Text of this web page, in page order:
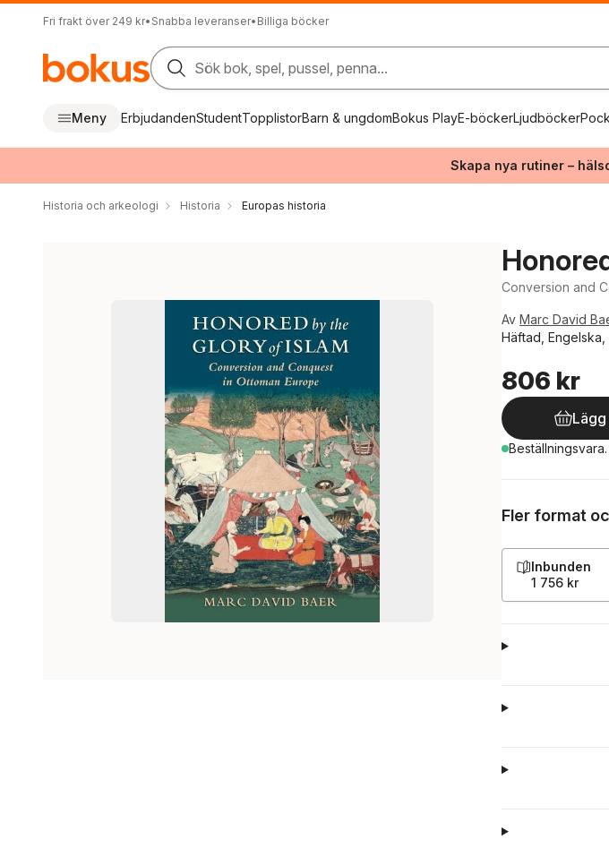
Fri frakt över 249 kr• Snabba leveranser• Billiga böcker
Sök bok, spel, pussel, penna...
Meny ErbjudandenStudentTopplistorBarn & ungdomBokus PlayE-böckerLjudböcker
Skapa nya rutiner –
Historia och arkeologi Historia Europas historia
Conversion and
Av Marc David
Häftad, Engelska,
806 kr
Beställningsvara.
Fler format
Inbunden
1 756 kr